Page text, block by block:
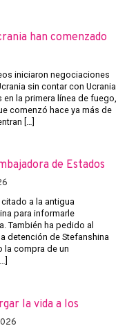
han comenzado
iniciaron negociaciones
sin contar con Ucrania
la primera línea de fuego,
comenzó hace ya más de
[…]
de Estados
a la antigua
para informarle
También ha pedido al
detención de Stefanshina
la compra de un
la vida a los